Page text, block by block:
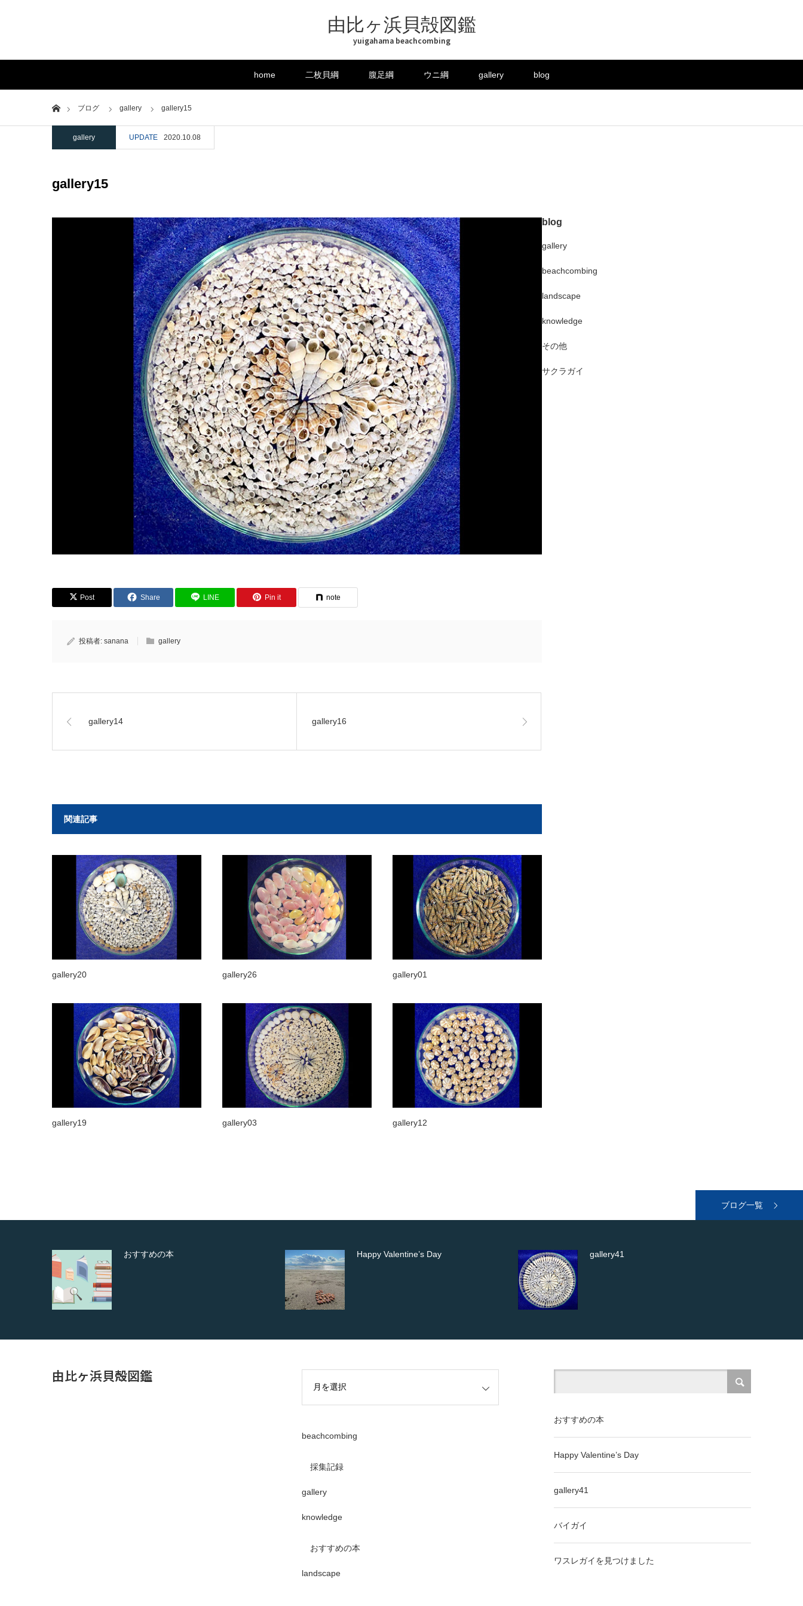
由比ヶ浜貝殻図鑑
yuigahama beachcombing
home 二枚貝綱 腹足綱 ウニ綱 gallery blog
Homeブログ gallery gallery15
gallery UPDATE 2020.10.08
gallery15
Post Share LINE Pin it note
投稿者: sanana gallery
gallery14 gallery16
関連記事
gallery20 gallery26 gallery01
gallery19 gallery03 gallery12
blog
gallery
beachcombing
landscape
knowledge
その他
サクラガイ
ブログ一覧
gallery41
由比ヶ浜貝殻図鑑
beachcombing
採集記録
gallery
knowledge
おすすめの本
landscape
おすすめの本
Happy Valentine’s Day
gallery41
バイガイ
ワスレガイを見つけました